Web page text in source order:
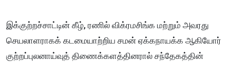
இக்குற்றச்சாட்டின் கீழ், ரணில் விக்ரமசிங்க மற்றும் அவரது
செயலாளராகக் கடமையாற்றிய சமன் ஏக்கநாயக்க ஆகியோர்
குற்றப்புலனாய்வுத் திணைக்களத்தினரால் சந்தேகத்தின்